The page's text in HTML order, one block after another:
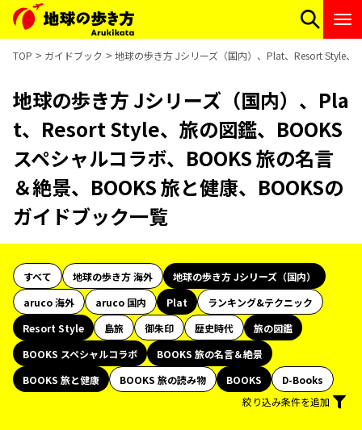
TOP ガイドブック 地球の歩き方 Jシリーズ（国内）、Plat、Resort Style、
地球の歩き方 Jシリーズ（国内）、Pla
t、Resort Style、旅の図鑑、BOOKS
スペシャルコラボ、BOOKS 旅の名言
＆絶景、BOOKS 旅と健康、BOOKSの
ガイドブック一覧
すべて 地球の歩き方 海外
地球の歩き方 Jシリーズ（国内）
aruco 海外
aruco 国内 Plat
ランキング&テクニック
Resort Style
島旅 御朱印 歴史時代
旅の図鑑
BOOKS スペシャルコラボ
BOOKS 旅の名言＆絶景
BOOKS 旅と健康
BOOKS 旅の読み物 BOOKS
D-Books
絞り込み条件を追加